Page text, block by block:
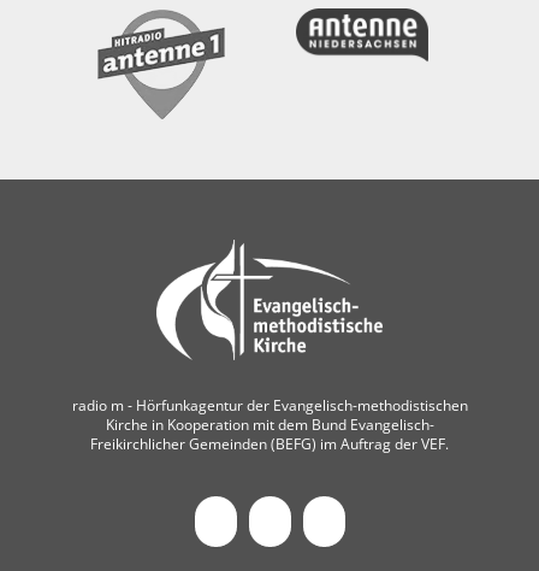
radio m ‐ Hörfunkagentur der Evangelisch-methodistischen
Kirche in Kooperation mit dem Bund Evangelisch-
Freikirchlicher Gemeinden (BEFG) im Auftrag der VEF.